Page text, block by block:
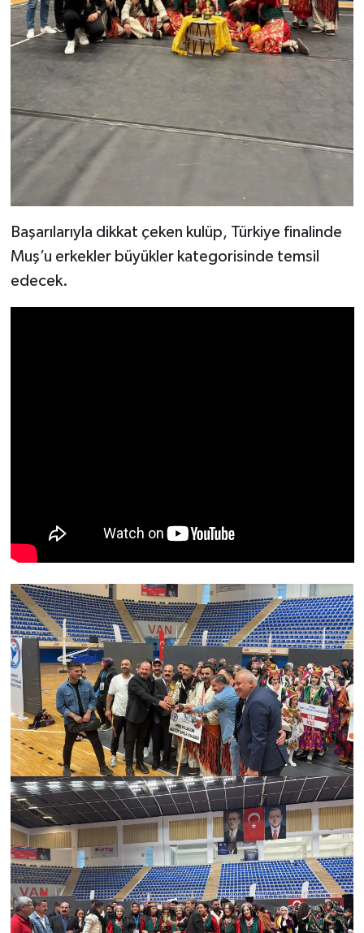
Başarılarıyla dikkat çeken kulüp, Türkiye finalinde
Muş’u erkekler büyükler kategorisinde temsil
edecek.